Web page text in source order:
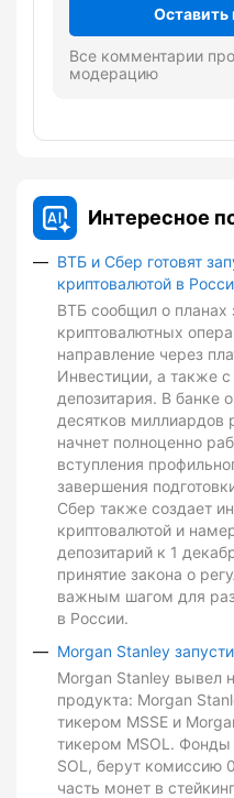
Все комментарии
модерацию
Интересное
ВТБ и Сбер готовят
криптовалютой в
ВТБ сообщил о
криптовалютных
направление через
Инвестиции, а также
депозитария. В банке
десятков миллиардов
начнет полноценно
вступления
завершения
Сбер также создает
криптовалютой и
депозитарий к 1
принятие закона о
важным шагом для
в России.
Morgan Stanley
Morgan Stanley вывел
продукта: Morgan
тикером MSSE и
тикером MSOL. Фонды
SOL, берут комиссию
часть монет в